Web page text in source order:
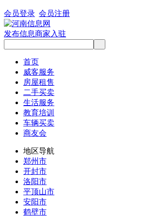
会员登录 会员注册
发布信息商家入驻
首页
威客服务
房屋租售
二手买卖
生活服务
教育培训
车辆买卖
商友会
地区导航
郑州市
开封市
洛阳市
平顶山市
安阳市
鹤壁市